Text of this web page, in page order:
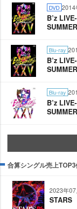
DVD 2014
B’z
Blu-ray
B’z
Blu-ray
B’z
合算シングル売上
2023年07
STARS